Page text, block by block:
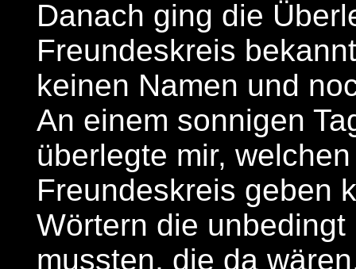
Danach ging die
Freundeskreis
keinen Namen und
An einem sonnigen
überlegte mir,
Freundeskreis geben
Wörtern die
mussten, die da